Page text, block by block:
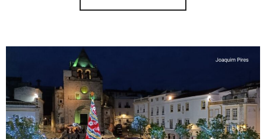
Quem sou
Sou mulher, mãe, filha, irmã, tia, cunhada, amiga,
colega, uma humana.
Corria o ano de 1970 quando nasci, fruto de um Amor